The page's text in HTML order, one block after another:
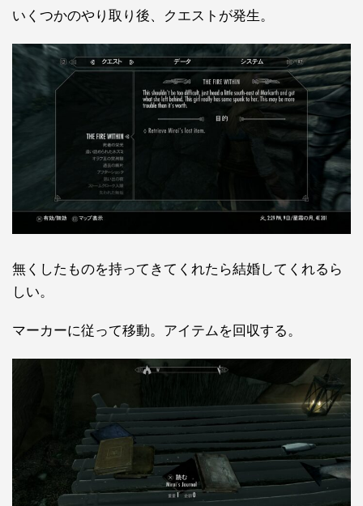
いくつかのやり取り後、クエストが発生。
無くしたものを持ってきてくれたら結婚してくれるら
しい。
マーカーに従って移動。アイテムを回収する。